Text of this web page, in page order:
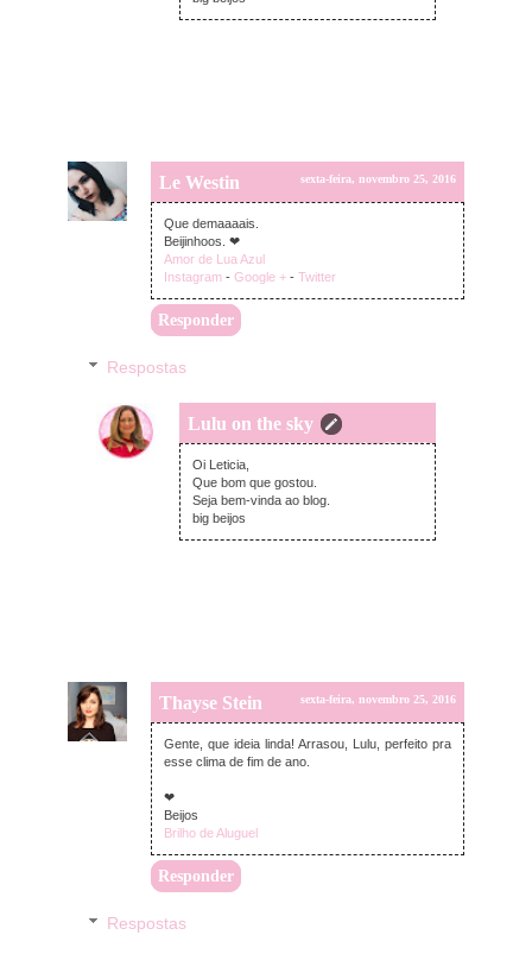
Le Westin sexta-feira, novembro 25, 2016
Que demaaaais.
Beijinhoos. ❤
Amor de Lua Azul
Instagram - Google + - Twitter
Responder
Respostas
Lulu on the sky
segunda-feira, novembro 28, 2016
Oi Leticia,
Que bom que gostou.
Seja bem-vinda ao blog.
big beijos
Thayse Stein sexta-feira, novembro 25, 2016
Gente, que ideia linda! Arrasou, Lulu, perfeito pra
esse clima de fim de ano.
❤
Beijos
Brilho de Aluguel
Responder
Respostas